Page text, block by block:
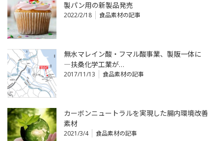
製パン用の新製品発売
2022/2/18 食品素材の記事
無水マレイン酸・フマル酸事業、製販一体に
―扶桑化学工業が…
2017/11/13 食品素材の記事
カーボンニュートラルを実現した腸内環境改善
素材
2021/3/4 食品素材の記事